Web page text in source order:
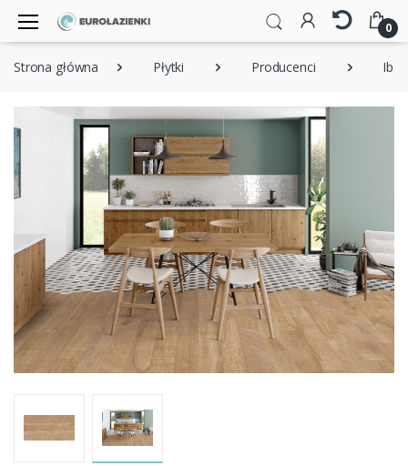
0
Strona główna Płytki Producenci